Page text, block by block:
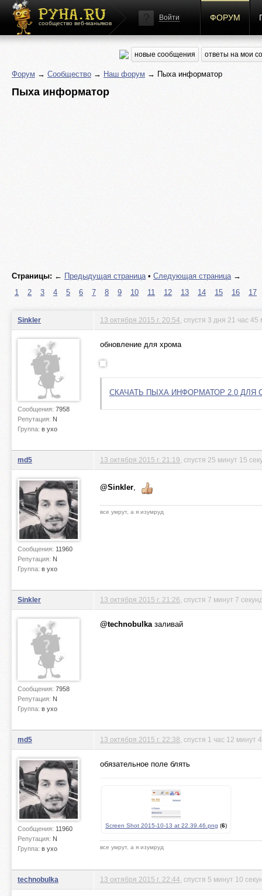
сообщество веб-маньяков
Войти ФОРУМ
новые сообщения ответы на мои
Форум → Сообщество → Наш форум → Пыха информатор
Пыха информатор
Страницы: ← Предыдущая страница• Следующая страница→
1
2 3 4 5 6 7 8 9 10 11 12 13 14 15 16 17
Sinkler
Сообщения: 7958
Репутация: N
Группа: в ухо
13 октября 2015 г. 20:54 , спустя 3 дня 21 час 45
обновление для хрома
СКАЧАТЬ ПЫХА ИНФОРМАТОР 2.0 ДЛЯ
md5
Сообщения: 11960
Репутация: N
Группа: в ухо
13 октября 2015 г. 21:19 , спустя 25 минут 15
@Sinkler,
все умрут, а я изумруд
Sinkler
Сообщения: 7958
Репутация: N
Группа: в ухо
13 октября 2015 г. 21:26 , спустя 7 минут 7
@technobulkaзаливай
md5
Сообщения: 11960
Репутация: N
Группа: в ухо
13 октября 2015 г. 22:38 , спустя 1 час 12 минут
обязательное поле блять
Screen Shot 2015-10-13 at 22.39.46.png (6)
все умрут, а я изумруд
technobulka 13 октября 2015 г. 22:44 , спустя 5 минут 10